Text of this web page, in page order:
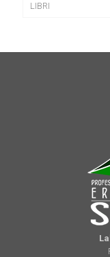
LIBRI